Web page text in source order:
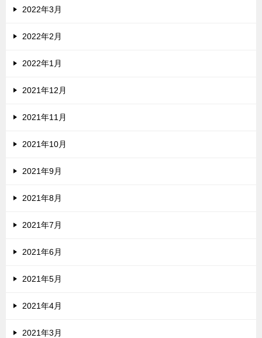
2022年3月
2022年2月
2022年1月
2021年12月
2021年11月
2021年10月
2021年9月
2021年8月
2021年7月
2021年6月
2021年5月
2021年4月
2021年3月